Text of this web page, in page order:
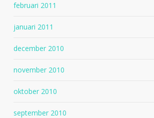
februari 2011
januari 2011
december 2010
november 2010
oktober 2010
september 2010